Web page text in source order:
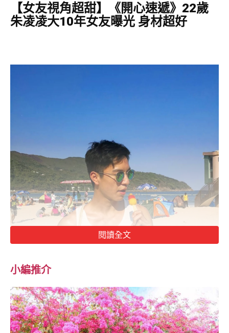
【女友視角超甜】《開心速遞》22歲
朱凌凌大10年女友曝光 身材超好
閱讀全文
小編推介